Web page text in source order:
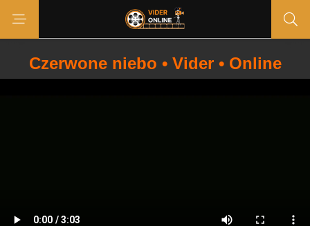
Czerwone niebo • Vider • Online